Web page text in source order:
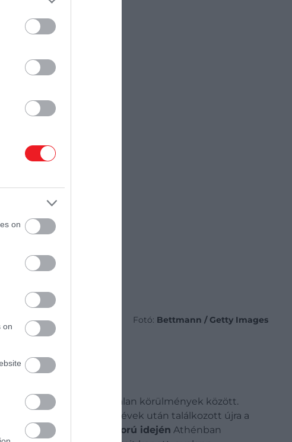
on
on
Fotó: Bettmann / Getty Images
, bizonytalan körülmények között.
a
hosszú évek után találkozott újra a
A második világháború idején Athénban